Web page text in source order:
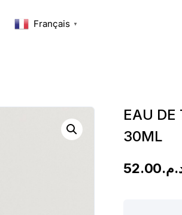
Français ▼
EAU DE
30ML
52.00